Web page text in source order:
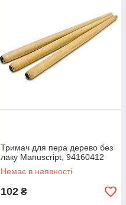
Тримач для пера дерево без
лаку Manuscript, 94160412
Немає в наявності
102 ₴